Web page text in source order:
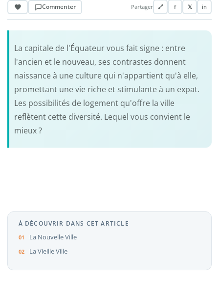
Commenter Partager 🔗 f 𝕏 in
La capitale de l'Équateur vous fait signe : entre
l'ancien et le nouveau, ses contrastes donnent
naissance à une culture qui n'appartient qu'à elle,
promettant une vie riche et stimulante à un expat.
Les possibilités de logement qu'offre la ville
reflètent cette diversité. Lequel vous convient le
mieux ?
À DÉCOUVRIR DANS CET ARTICLE
La Nouvelle Ville
La Vieille Ville